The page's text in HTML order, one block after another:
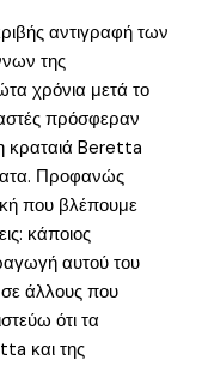
αντιγραφή των
της
χρόνια μετά το
πρόσφεραν
κραταιά Beretta
Προφανώς
που βλέπουμε
κάποιος
αυτού του
άλλους που
ότι τα
και της